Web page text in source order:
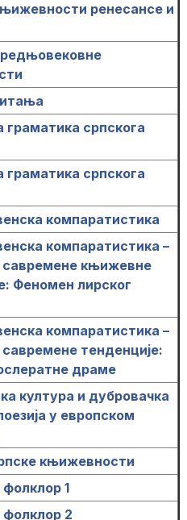
ренесансе и
граматика српскога
граматика српскога
компаратистика
компаратистика –
књижевне
Феномен лирског
компаратистика –
тенденције:
драме
култура и дубровачка
у европском
књижевности
1
2